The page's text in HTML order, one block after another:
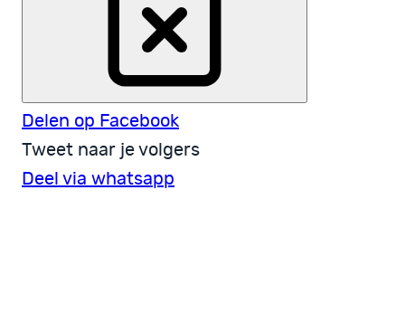
Delen op Facebook
Tweet naar je volgers
Deel via whatsapp